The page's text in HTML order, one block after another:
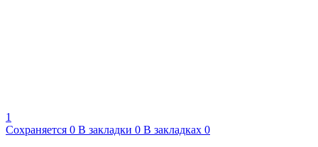
1
Сохраняется 0 В закладки 0 В закладках 0